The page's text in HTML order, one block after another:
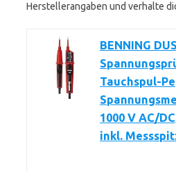
Herstellerangaben und verhalte
BENNING
Tauchspul-
1000 V AC/
inkl.